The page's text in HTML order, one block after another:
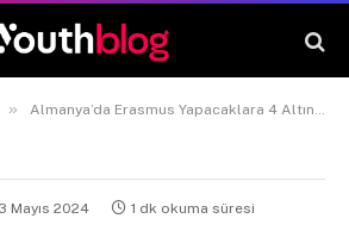
» Almanya’da Erasmus Yapacaklara 4 Altın Tavsiye
Mayıs 2024 1 dk okuma süresi